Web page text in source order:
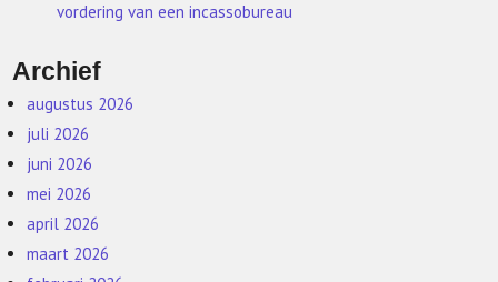
vordering van een incassobureau
Archief
augustus 2026
juli 2026
juni 2026
mei 2026
april 2026
maart 2026